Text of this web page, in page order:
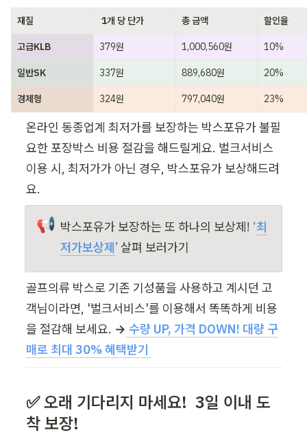
재질 1개 당 단가 총 금액 할인율
고급KLB 379원 1,000,560원 10%
일반SK 337원 889,680원 20%
경제형 324원 797,040원 23%
온라인 동종업계 최저가를 보장하는 박스포유가 불필
요한 포장박스 비용 절감을 해드릴게요. 벌크서비스
이용 시, 최저가가 아닌 경우, 박스포유가 보상해드려
요.
📢 박스포유가 보장하는 또 하나의 보상제! ‘최
저가보상제’ 살펴 보러가기
골프의류 박스로 기존 기성품을 사용하고 계시던 고
객님이라면, '벌크서비스'를 이용해서 똑똑하게 비용
을 절감해 보세요. → 수량 UP, 가격 DOWN! 대량 구
매로 최대 30% 혜택받기
✅ 오래 기다리지 마세요!  3일 이내 도
착 보장!